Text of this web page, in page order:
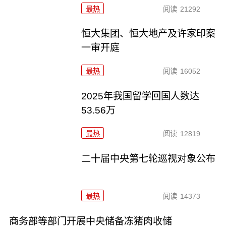
最热 阅读 21292
恒大集团、恒大地产及许家印案
一审开庭
最热 阅读 16052
2025年我国留学回国人数达
53.56万
最热 阅读 12819
二十届中央第七轮巡视对象公布
最热 阅读 14373
商务部等部门开展中央储备冻猪肉收储